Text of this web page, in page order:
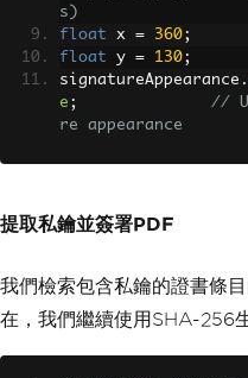
s)
float x = 360;
float y = 130;
signatureAppearance .
e ;
//
re appearance
signatureAppearance
y, x + 150, y + 50 ),
1,
提取私鑰並簽署PDF
我們檢索包含私鑰的證書條
在，我們繼續使用SHA-256